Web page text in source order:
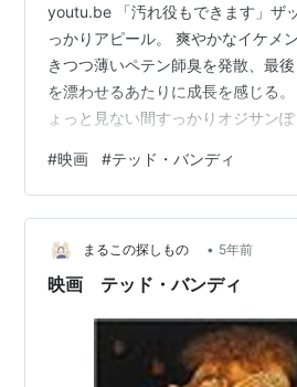
youtu.be 「汚れ役もできます」ザ
っかりアピール。 爽やかなイケメ
きつつ薄いペテン師臭を発散、最
を漂わせるあたりに成長を感じる
ょっと見ない間すっかりオジサン
演じにくさを払拭し迷うことなくつ
うばかり。 長いまつ毛に甘い名残
#映画 #テッド・バンディ
まるこの探しもの • 5年前
映画 テッド・バンディ